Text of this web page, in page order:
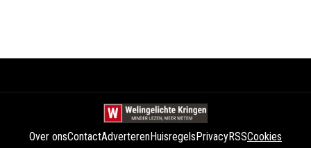
Over onsContactAdverterenHuisregelsPrivacyRSSCookies